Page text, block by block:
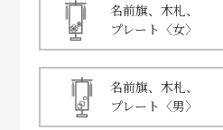
名前旗、木札、
プレート〈女〉
名前旗、木札、
プレート〈男〉